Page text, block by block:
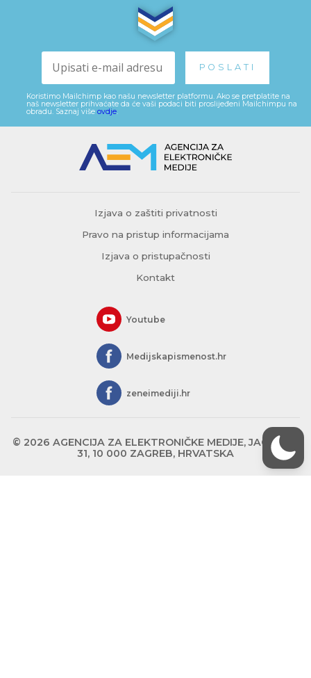
Koristimo Mailchimp kao našu newsletter platformu. Ako se pretplatite na
naš newsletter prihvaćate da će vaši podaci biti proslijeđeni Mailchimpu na
obradu. Saznaj više ovdje
Izjava o zaštiti privatnosti
Pravo na pristup informacijama
Izjava o pristupačnosti
Kontakt
Youtube
Medijskapismenost.hr
zeneimediji.hr
© 2026 AGENCIJA ZA ELEKTRONIČKE MEDIJE, JAGIĆEVA
31, 10 000 ZAGREB, HRVATSKA